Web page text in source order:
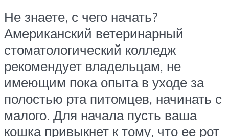
Не знаете, с чего начать?
Американский ветеринарный
стоматологический колледж
рекомендует владельцам, не
имеющим пока опыта в уходе за
полостью рта питомцев, начинать с
малого. Для начала пусть ваша
кошка привыкнет к тому, что ее рот